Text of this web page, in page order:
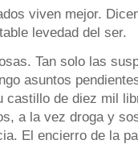
viven mejor.
levedad del ser.
Tan solo las
asuntos
castillo de diez mil
a la vez droga y
El encierro de la